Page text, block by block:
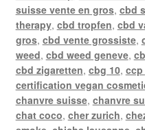
suisse vente en gros, cbd
therapy, cbd tropfen, cbd
gros, cbd vente grossiste,
weed, cbd weed geneve,
cbd zigaretten, cbg 10,
certification vegan
chanvre suisse, chanvre
chat coco, cher zurich,